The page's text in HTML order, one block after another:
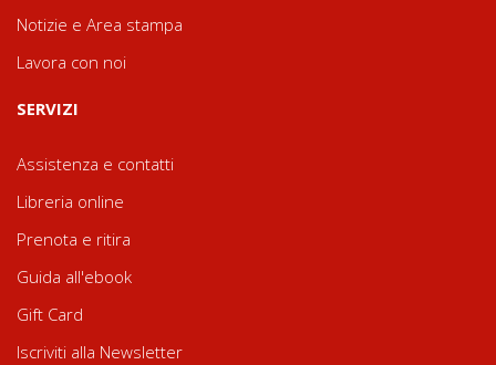
Notizie e Area stampa
Lavora con noi
SERVIZI
Assistenza e contatti
Libreria online
Prenota e ritira
Guida all'ebook
Gift Card
Iscriviti alla Newsletter